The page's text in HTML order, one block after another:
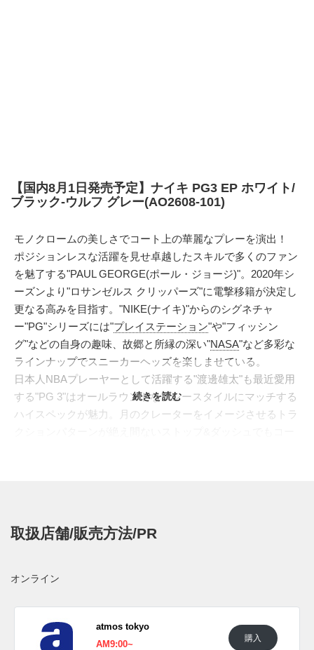
【国内8月1日発売予定】ナイキ PG3 EP ホワイト/
ブラック-ウルフ グレー(AO2608-101)
モノクロームの美しさでコート上の華麗なプレーを演出！
ポジションレスな活躍を見せ卓越したスキルで多くのファン
を魅了する"PAUL GEORGE(ポール・ジョージ)"。2020年シ
ーズンより"ロサンゼルス クリッパーズ"に電撃移籍が決定し
更なる高みを目指す。"NIKE(ナイキ)"からのシグネチャ
ー"PG"シリーズには"プレイステーション"や"フィッシン
グ"などの自身の趣味、故郷と所縁の深い"NASA"など多彩な
ラインナップでスニーカーヘッズを楽しませている。
日本人NBAプレーヤーとして活躍する"渡邊雄太"も最近愛用
する"PG 3"はオールラウンドなプレースタイルにマッチする
ハイスペックが魅力。月のクレーターをイメージさせるトラ
型にはアジア人向けの"EP"ラストを採用しているため日本人
かめ次第、スニーカーウォーズのLINE@で報告したい。
(pic. atmos)
続きを読む
取扱店舗/販売方法/PR
オンライン
atmos tokyo
AM9:00~
購入